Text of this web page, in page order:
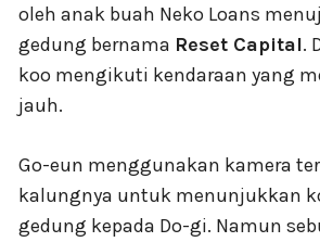
oleh anak buah Neko Loans
gedung bernama Reset Capital.
koo mengikuti kendaraan yang
jauh.
Go-eun menggunakan kamera
kalungnya untuk menunjukkan
gedung kepada Do-gi. Namun